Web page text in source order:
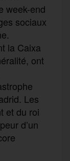
week-end
sociaux
la Caixa
ont
Les
et du roi
d’un